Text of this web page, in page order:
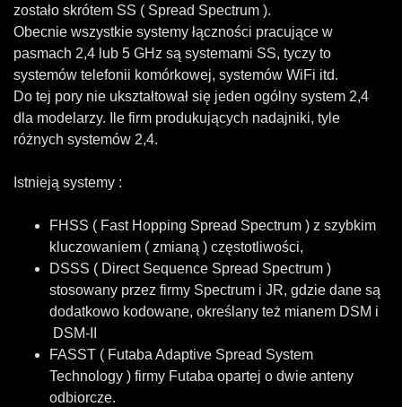
zostało skrótem SS ( Spread Spectrum ).
Obecnie wszystkie systemy łączności pracujące w
pasmach 2,4 lub 5 GHz są systemami SS, tyczy to
systemów telefonii komórkowej, systemów WiFi itd.
Do tej pory nie ukształtował się jeden ogólny system 2,4
dla modelarzy. Ile firm produkujących nadajniki, tyle
różnych systemów 2,4.
Istnieją systemy :
FHSS ( Fast Hopping Spread Spectrum ) z szybkim
kluczowaniem ( zmianą ) częstotliwości,
DSSS ( Direct Sequence Spread Spectrum )
stosowany przez firmy Spectrum i JR, gdzie dane są
dodatkowo kodowane, określany też mianem DSM i
DSM-II
FASST ( Futaba Adaptive Spread System
Technology ) firmy Futaba opartej o dwie anteny
odbiorcze.